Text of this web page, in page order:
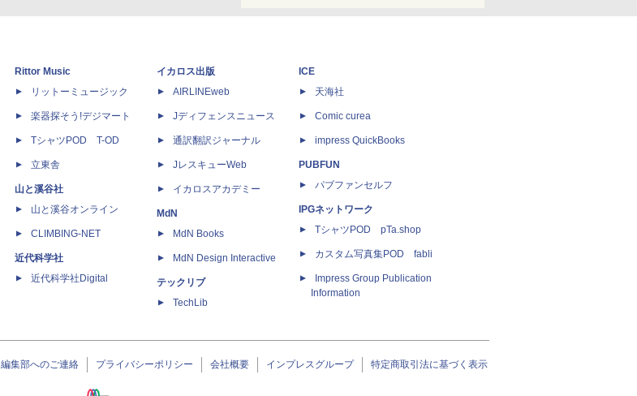
Rittor Music
リットーミュージック
楽器探そう!デジマート
TシャツPOD T-OD
立東舎
山と溪谷社
山と溪谷オンライン
CLIMBING-NET
近代科学社
近代科学社Digital
イカロス出版
AIRLINEweb
Jディフェンスニュース
通訳翻訳ジャーナル
JレスキューWeb
イカロスアカデミー
MdN
MdN Books
MdN Design Interactive
テックリブ
TechLib
ICE
天海社
Comic curea
impress QuickBooks
PUBFUN
パブファンセルフ
IPGネットワーク
TシャツPOD pTa.shop
カスタム写真集POD fabli
Impress Group Publication
Information
編集部へのご連絡 プライバシーポリシー 会社概要 インプレスグループ 特定商取引法に基づく表示